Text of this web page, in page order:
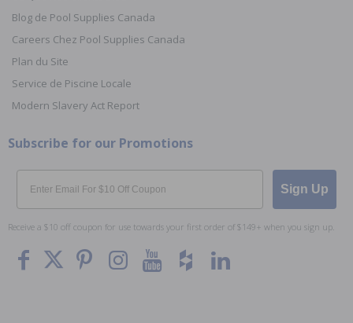
Blog de Pool Supplies Canada
Careers Chez Pool Supplies Canada
Plan du Site
Service de Piscine Locale
Modern Slavery Act Report
Subscribe for our Promotions
Email
Sign Up
Receive a $10 off coupon for use towards your first order of $149+ when you sign up.